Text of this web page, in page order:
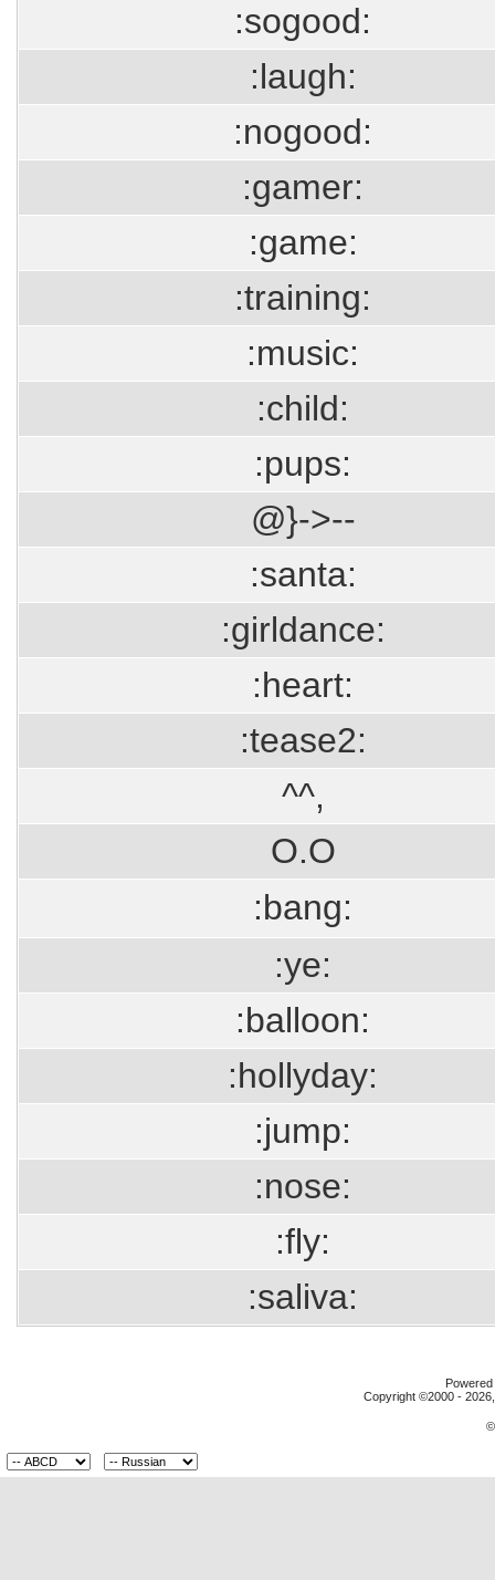
:sogood:
:laugh:
:nogood:
:gamer:
:game:
:training:
:music:
:child:
:pups:
@}->--
:santa:
:girldance:
:heart:
:tease2:
^^,
O.O
:bang:
:ye:
:balloon:
:hollyday:
:jump:
:nose:
:fly:
:saliva:
Copyright ©2000 -
©